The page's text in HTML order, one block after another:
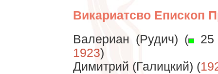
Викариатсво Епископ
Валериан (Рудич) ( 25
1923)
Димитрий (Галицкий) (